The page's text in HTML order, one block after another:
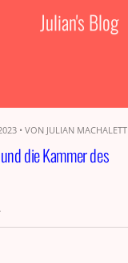
Julian's Blog
• VON JULIAN MACHALETT
die Kammer des